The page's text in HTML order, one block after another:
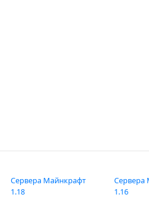
Сервера Майнкрафт
1.18
Сервера
1.16